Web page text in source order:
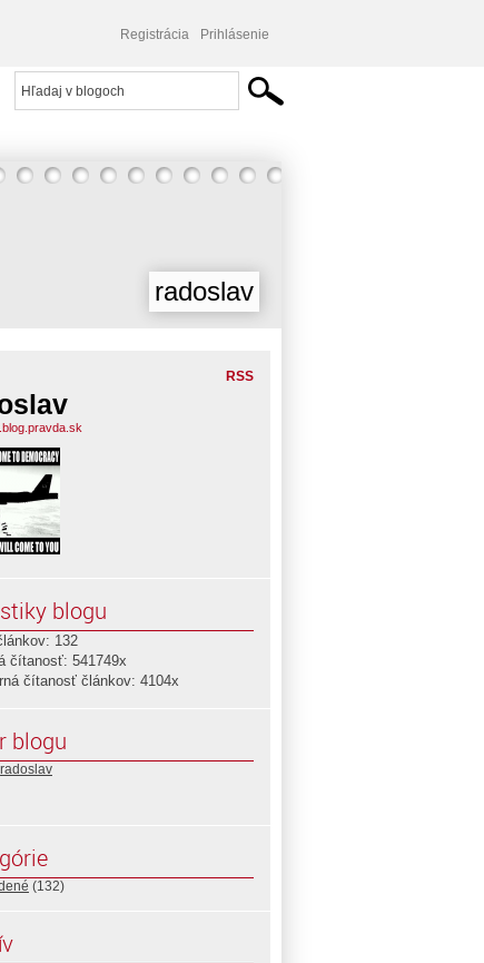
Registrácia Prihlásenie
radoslav
RSS
blogu
132
čítanosť: 541749x
čítanosť článkov: 4104x
blogu
radoslav
(132)